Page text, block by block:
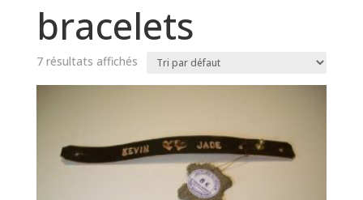
bracelets
7 résultats affichés